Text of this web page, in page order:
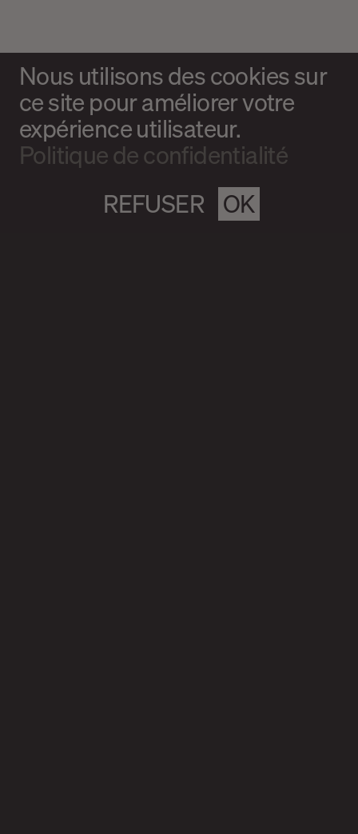
Nous utilisons des cookies sur
ce site pour améliorer votre
expérience utilisateur.
Politique de confidentialité
OK
REFUSER